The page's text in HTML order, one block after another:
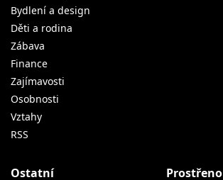
Bydlení a design
Děti a rodina
Zábava
Finance
Zajímavosti
Osobnosti
Vztahy
RSS
Ostatní Prostřeno